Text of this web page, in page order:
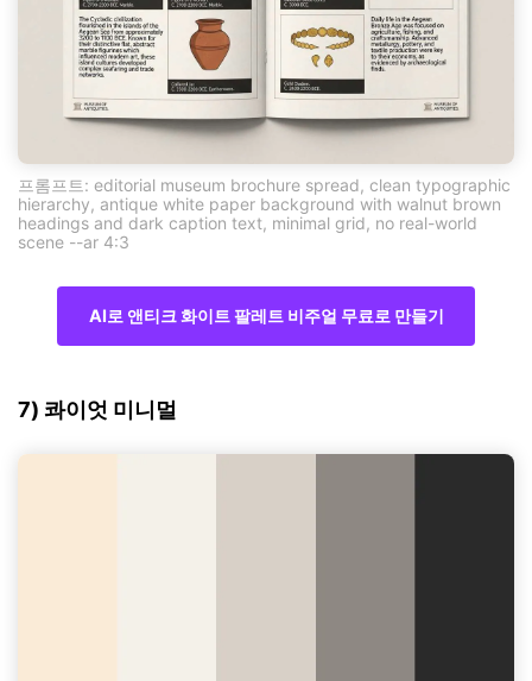
프롬프트: editorial museum brochure spread, clean typographic
hierarchy, antique white paper background with walnut brown
headings and dark caption text, minimal grid, no real-world
scene --ar 4:3
AI로 앤티크 화이트 팔레트 비주얼 무료로 만들기
7) 콰이엇 미니멀